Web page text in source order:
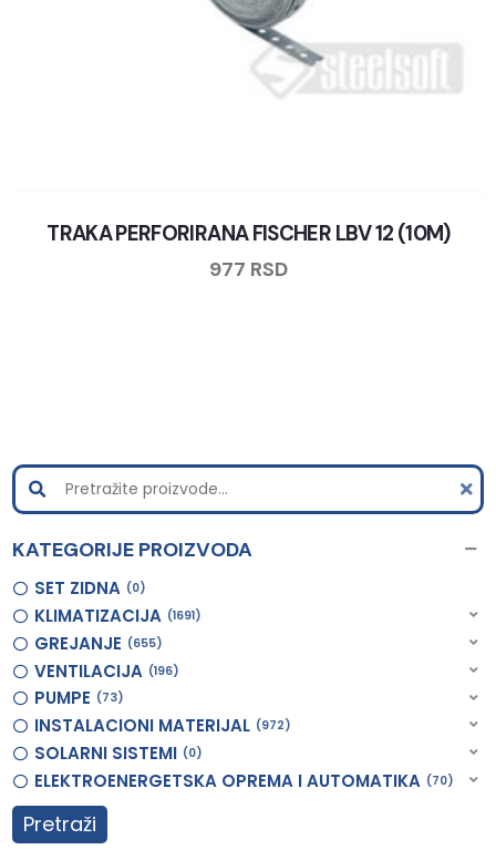
TRAKA PERFORIRANA FISCHER LBV 12 (10M)
977 RSD
KATEGORIJE PROIZVODA
SET ZIDNA 0
KLIMATIZACIJA 1691
GREJANJE 655
VENTILACIJA 196
PUMPE 73
INSTALACIONI MATERIJAL 972
SOLARNI SISTEMI 0
ELEKTROENERGETSKA OPREMA I AUTOMATIKA 70
Pretraži